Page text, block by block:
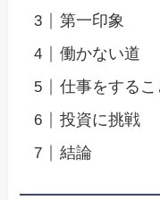
第一印象
働かない道
仕事をする
投資に挑戦
結論